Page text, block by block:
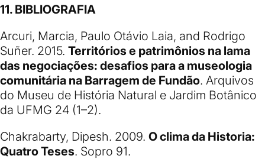
11. BIBLIOGRAFIA
Arcuri, Marcia, Paulo Otávio Laia, and Rodrigo
Suñer. 2015. Territórios e patrimônios na lama
das negociações: desafios para a museologia
comunitária na Barragem de Fundão. Arquivos
do Museu de História Natural e Jardim Botânico
da UFMG 24 (1–2).
Chakrabarty, Dipesh. 2009. O clima da Historia:
Quatro Teses. Sopro 91.